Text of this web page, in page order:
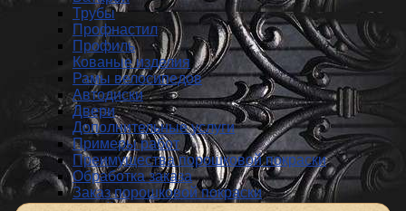
Трубы
Профнастил
Профиль
Кованые изделия
Рамы велосипедов
Автодиски
Двери
Дополнительные услуги
Примеры работ
Преимущества порошковой покраски
Обработка заказа
Заказ порошковой покраски